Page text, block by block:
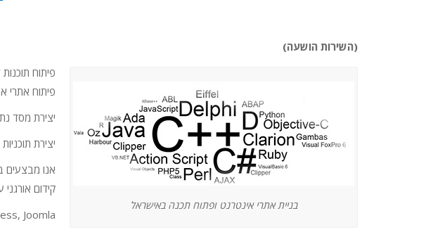
(השירות הושעה)
בניית אתרי אינטרנט ופתוח תכנה באישראל
פיתוח
פיתוח אתרי
יצירת מסד
יצירת
אנו מבצעים
קידום אורגני
Joomla